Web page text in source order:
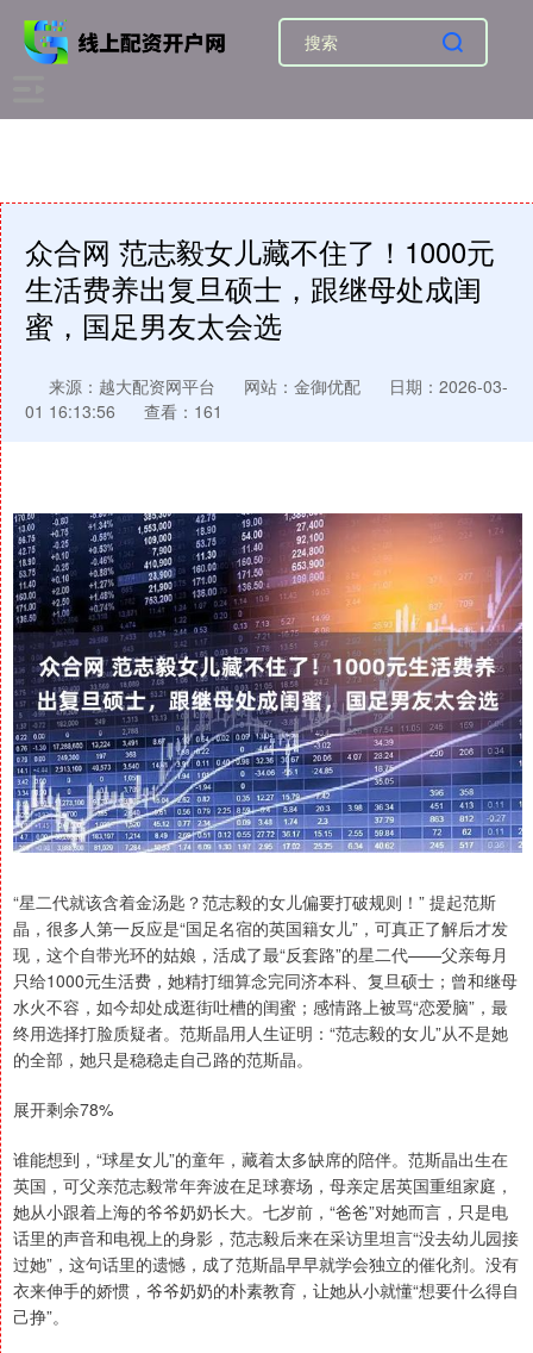
众合网 范志毅女儿藏不住了！1000元
生活费养出复旦硕士，跟继母处成闺
蜜，国足男友太会选
来源：越大配资网平台 网站：金御优配
日期：2026-03-
01 16:13:56
查看：161
“星二代就该含着金汤匙？范志毅的女儿偏要打破规则！” 提起范斯
晶，很多人第一反应是“国足名宿的英国籍女儿”，可真正了解后才发
现，这个自带光环的姑娘，活成了最“反套路”的星二代——父亲每月
只给1000元生活费，她精打细算念完同济本科、复旦硕士；曾和继母
水火不容，如今却处成逛街吐槽的闺蜜；感情路上被骂“恋爱脑”，最
终用选择打脸质疑者。范斯晶用人生证明：“范志毅的女儿”从不是她
的全部，她只是稳稳走自己路的范斯晶。
展开剩余78%
谁能想到，“球星女儿”的童年，藏着太多缺席的陪伴。范斯晶出生在
英国，可父亲范志毅常年奔波在足球赛场，母亲定居英国重组家庭，
她从小跟着上海的爷爷奶奶长大。七岁前，“爸爸”对她而言，只是电
话里的声音和电视上的身影，范志毅后来在采访里坦言“没去幼儿园接
过她”，这句话里的遗憾，成了范斯晶早早就学会独立的催化剂。没有
衣来伸手的娇惯，爷爷奶奶的朴素教育，让她从小就懂“想要什么得自
己挣”。